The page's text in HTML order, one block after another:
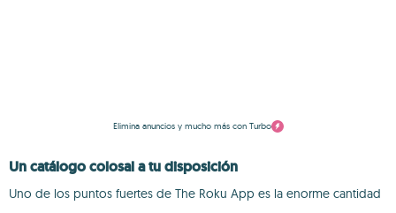
Elimina anuncios y mucho más con Turbo
Un catálogo colosal a tu disposición
Uno de los puntos fuertes de The Roku App es la enorme cantidad